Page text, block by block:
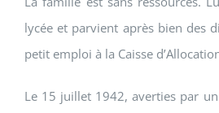
lycée et parvient après bien des
petit emploi à la Caisse
Le 15 juillet 1942, averties par